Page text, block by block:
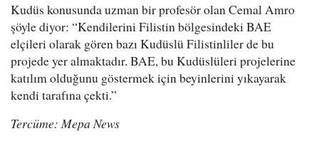
Kudüs konusunda uzman bir profesör olan Cemal Amro
şöyle diyor: “Kendilerini Filistin bölgesindeki BAE
elçileri olarak gören bazı Kudüslü Filistinliler de bu
projede yer almaktadır. BAE, bu Kudüslüleri projelerine
katılım olduğunu göstermek için beyinlerini yıkayarak
kendi tarafına çekti.”
Tercüme: Mepa News